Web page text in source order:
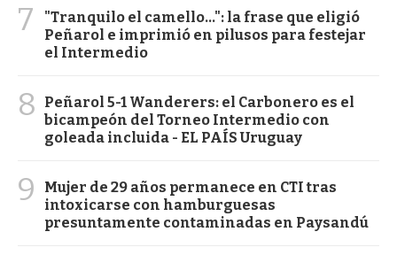
7
"Tranquilo el camello...": la frase que eligió
Peñarol e imprimió en pilusos para festejar
el Intermedio
8
Peñarol 5-1 Wanderers: el Carbonero es el
bicampeón del Torneo Intermedio con
goleada incluida - EL PAÍS Uruguay
9
Mujer de 29 años permanece en CTI tras
intoxicarse con hamburguesas
presuntamente contaminadas en Paysandú